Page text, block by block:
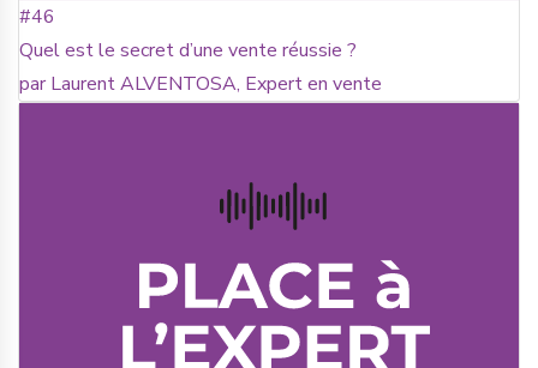
#46
Quel est le secret d’une vente réussie ?
par Laurent ALVENTOSA, Expert en vente